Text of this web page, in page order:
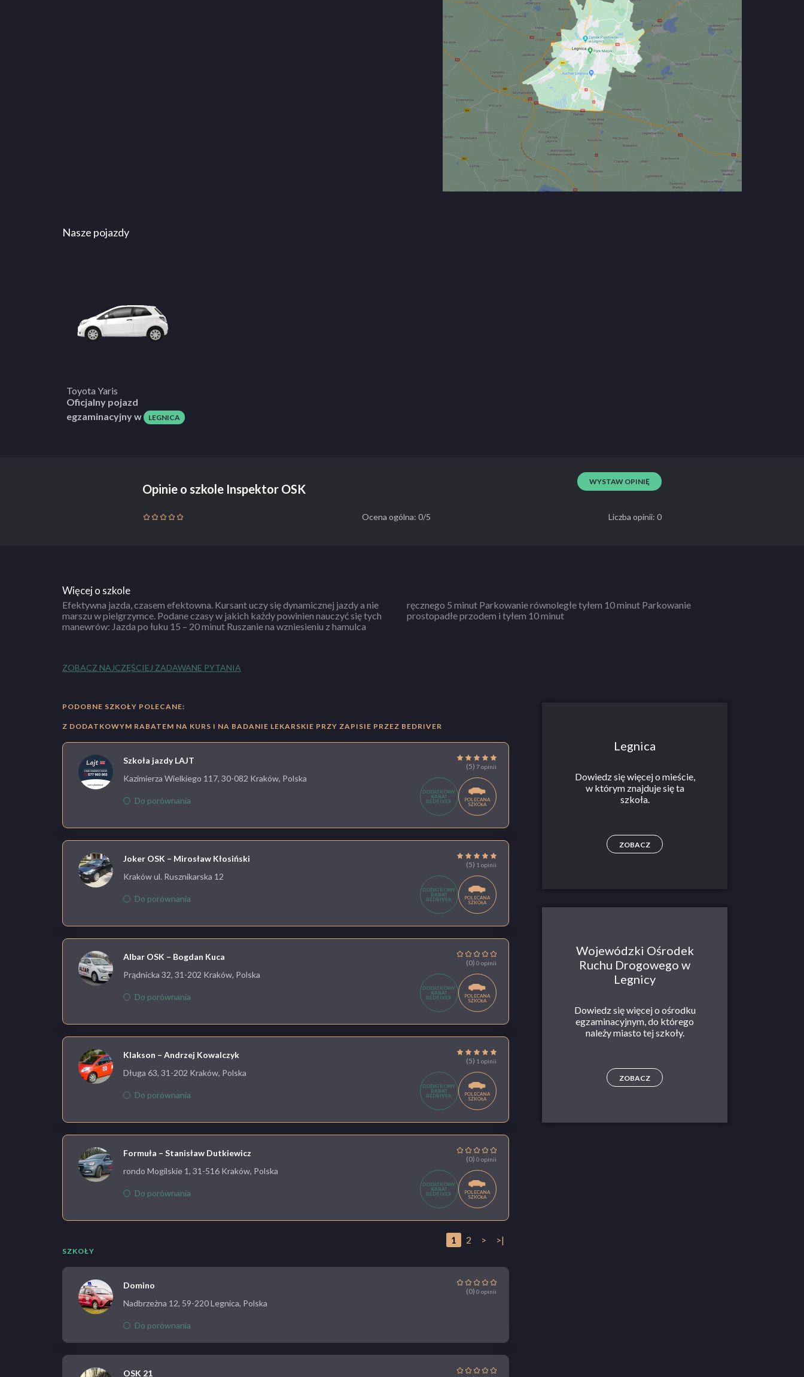
Nasze pojazdy
Toyota Yaris
Oficjalny pojazd
egzaminacyjny w
LEGNICA
Opinie o szkole Inspektor OSK
WYSTAW OPINIĘ
Ocena ogólna: 0/5 Liczba opinii: 0
Więcej o szkole
Efektywna jazda, czasem efektowna. Kursant uczy się dynamicznej jazdy a nie
marszu w pielgrzymce. Podane czasy w jakich każdy powinien nauczyć się tych
manewrów: Jazda po łuku 15 – 20 minut Ruszanie na wzniesieniu z hamulca
ręcznego 5 minut Parkowanie równoległe tyłem 10 minut Parkowanie
prostopadłe przodem i tyłem 10 minut
ZOBACZ NAJCZĘŚCIEJ ZADAWANE PYTANIA
PODOBNE SZKOŁY POLECANE:
Z DODATKOWYM RABATEM NA KURS I NA BADANIE LEKARSKIE PRZY ZAPISIE PRZEZ BEDRIVER
Szkoła jazdy LAJT
(5) 7 opinii
Kazimierza Wielkiego 117, 30-082 Kraków, Polska
Do porównania
DODATKOWY
RABAT
BEDRIVER
POLECANA
SZKOŁA
Joker OSK – Mirosław Kłosiński
(5) 1 opinii
Kraków ul. Rusznikarska 12
Do porównania
DODATKOWY
RABAT
BEDRIVER
POLECANA
SZKOŁA
Albar OSK – Bogdan Kuca
(0) 0 opinii
Prądnicka 32, 31-202 Kraków, Polska
Do porównania
DODATKOWY
RABAT
BEDRIVER
POLECANA
SZKOŁA
Klakson – Andrzej Kowalczyk
(5) 1 opinii
Długa 63, 31-202 Kraków, Polska
Do porównania
DODATKOWY
RABAT
BEDRIVER
POLECANA
SZKOŁA
Formuła – Stanisław Dutkiewicz
(0) 0 opinii
rondo Mogilskie 1, 31-516 Kraków, Polska
Do porównania
DODATKOWY
RABAT
BEDRIVER
POLECANA
SZKOŁA
1 2 > >|
SZKOŁY
Domino
(0) 0 opinii
Nadbrzeżna 12, 59-220 Legnica, Polska
Do porównania
OSK 21
Legnica
Dowiedz się więcej o mieście,
w którym znajduje się ta
szkoła.
ZOBACZ
Wojewódzki Ośrodek
Ruchu Drogowego w
Legnicy
Dowiedz się więcej o ośrodku
egzaminacyjnym, do którego
należy miasto tej szkoły.
ZOBACZ